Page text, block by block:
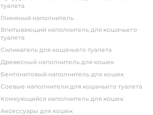
туалета
глиняный наполнитель
впитывающий наполнитель для кошачьего
туалета
силикагель для кошачьего туалета
древесный наполнитель для кошек
бентонитовый наполнитель для кошек
соевые наполнители для кошачьего туалета
комкующийся наполнитель для кошек
аксессуары для кошек